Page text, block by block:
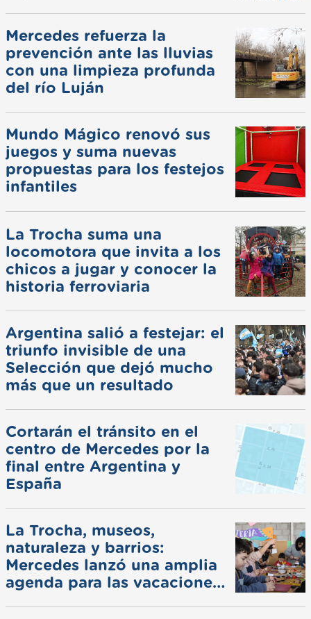
Mercedes refuerza la
prevención ante las lluvias
con una limpieza profunda
del río Luján
Mundo Mágico renovó sus
juegos y suma nuevas
propuestas para los festejos
infantiles
La Trocha suma una
locomotora que invita a los
chicos a jugar y conocer la
historia ferroviaria
Argentina salió a festejar: el
triunfo invisible de una
Selección que dejó mucho
más que un resultado
Cortarán el tránsito en el
centro de Mercedes por la
final entre Argentina y
España
La Trocha, museos,
naturaleza y barrios:
Mercedes lanzó una amplia
agenda para las vacaciones